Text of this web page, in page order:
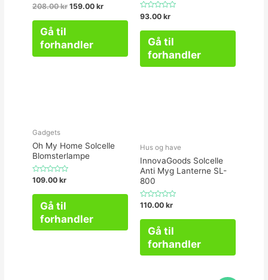
Vurderet
0
af
208.00kr 159.00 kr
Gå til
forhandler
Vurderet
0
af
93.00 kr
Gå til
forhandler
Gadgets
Oh My Home Solcelle
Blomsterlampe
Vurderet
109.00 kr
Gå til
forhandler
Hus og have
InnovaGoods Solcelle
Anti Myg Lanterne SL-
800
Vurderet
110.00 kr
Gå til
forhandler